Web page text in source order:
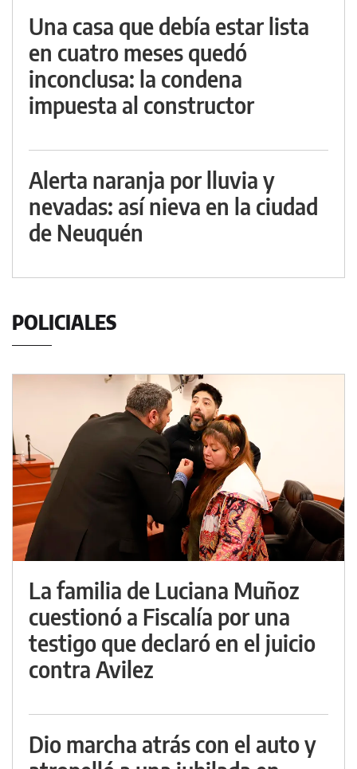
Una casa que debía estar lista
en cuatro meses quedó
inconclusa: la condena
impuesta al constructor
Alerta naranja por lluvia y
nevadas: así nieva en la ciudad
de Neuquén
POLICIALES
La familia de Luciana Muñoz
cuestionó a Fiscalía por una
testigo que declaró en el juicio
contra Avilez
Dio marcha atrás con el auto y